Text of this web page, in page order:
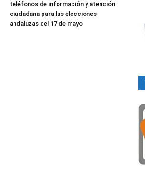
teléfonos de información y atención
ciudadana para las elecciones
andaluzas del 17 de mayo